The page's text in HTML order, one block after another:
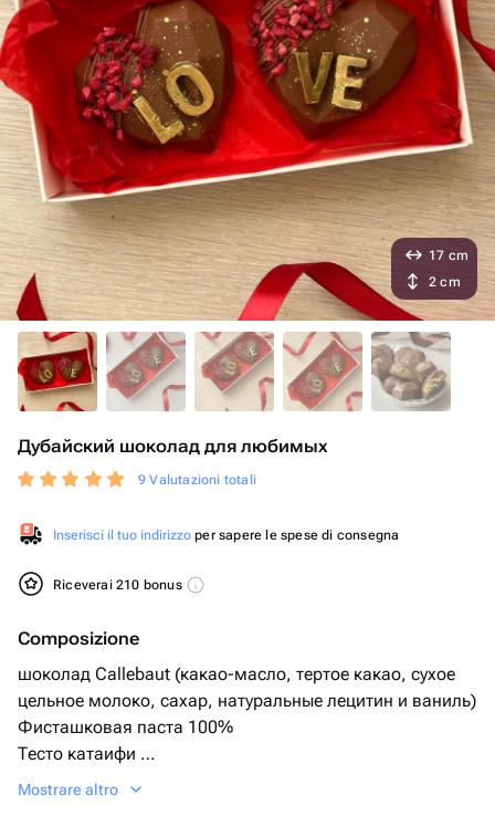
Дубайский шоколад для любимых
9 Valutazioni totali
Inserisci il tuo indirizzo per sapere le spese di consegna
Riceverai 210 bonus
Composizione
шоколад Callebaut (какао-масло, тертое какао, сухое
цельное молоко, сахар, натуральные лецитин и ваниль)
Фисташковая паста 100%
Тесто катаифи
Тахини
Mostrare altro
17 cm
2 cm